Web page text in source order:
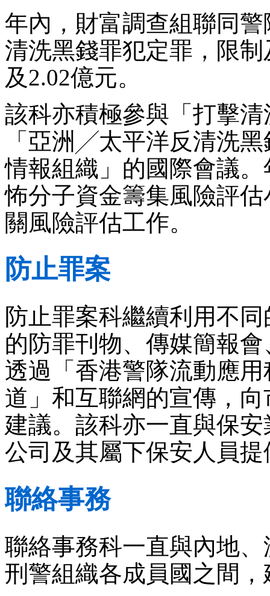
年內，財富調查組聯同
清洗黑錢罪犯定罪，限
及2.02億元。
該科亦積極參與「打擊
「亞洲╱太平洋反清洗
情報組織」的國際會議
怖分子資金籌集風險評
關風險評估工作。
防止罪案
防止罪案科繼續利用不
的防罪刊物、傳媒簡報
透過「香港警隊流動應
道」和互聯網的宣傳，
建議。該科亦一直與保
公司及其屬下保安人員
聯絡事務
聯絡事務科一直與內地
刑警組織各成員國之間